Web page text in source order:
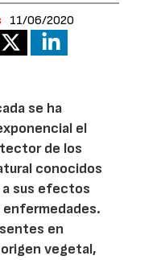
11/06/2020
se ha
el
de los
conocidos
sus efectos
en
vegetal,